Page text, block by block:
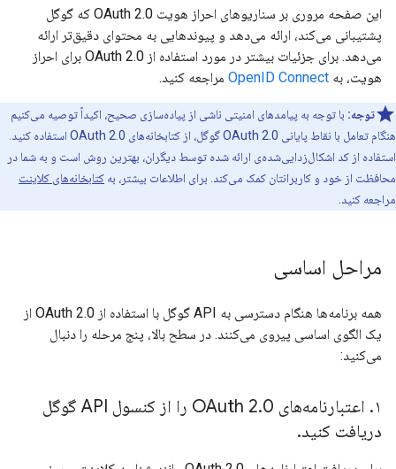
این صفحه مروری بر سناریوهای احراز هویت OAuth 2.0 که گوگل
پشتیبانی می‌کند، ارائه می‌دهد و پیوندهایی به محتوای دقیق‌تر ارائه
می‌دهد. برای جزئیات بیشتر در مورد استفاده از OAuth 2.0 برای احراز
هویت، به OpenID Connect مراجعه کنید.
توجه: با توجه به پیامدهای امنیتی ناشی از پیاده‌سازی صحیح، اکیداً توصیه می‌کنیم
هنگام تعامل با نقاط پایانی OAuth 2.0 گوگل، از کتابخانه‌های OAuth 2.0 استفاده کنید.
استفاده از کد اشکال‌زدایی‌شده‌ی ارائه شده توسط دیگران، بهترین روش است و به شما در
محافظت از خود و کاربرانتان کمک می‌کند. برای اطلاعات بیشتر، به کتابخانه‌های کلاینت
مراجعه کنید.
مراحل اساسی
همه برنامه‌ها هنگام دسترسی به API گوگل با استفاده از OAuth 2.0 از
یک الگوی اساسی پیروی می‌کنند. در سطح بالا، پنج مرحله را دنبال
می‌کنید:
۱. اعتبارنامه‌های OAuth 2 .
0 را از کنسول API گوگل
دریافت کنید.